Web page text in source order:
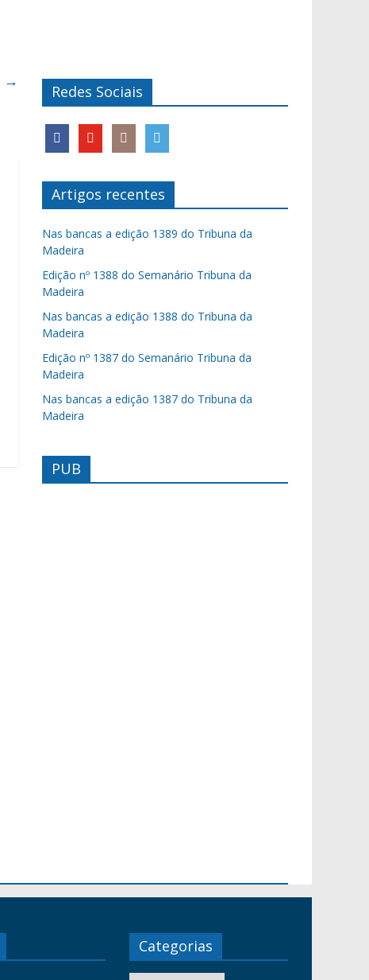
→
Redes Sociais
Artigos recentes
Nas bancas a edição 1389 do Tribuna da
Madeira
Edição nº 1388 do Semanário Tribuna da
Madeira
Nas bancas a edição 1388 do Tribuna da
Madeira
Edição nº 1387 do Semanário Tribuna da
Madeira
Nas bancas a edição 1387 do Tribuna da
Madeira
PUB
Categorias